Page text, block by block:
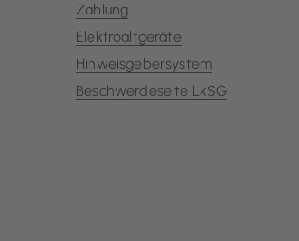
Zahlung
Elektroaltgeräte
Hinweisgebersystem
Beschwerdeseite LkSG